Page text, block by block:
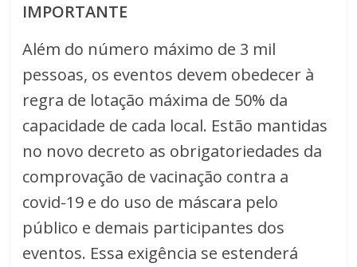
IMPORTANTE
Além do número máximo de 3 mil
pessoas, os eventos devem obedecer à
regra de lotação máxima de 50% da
capacidade de cada local. Estão mantidas
no novo decreto as obrigatoriedades da
comprovação de vacinação contra a
covid-19 e do uso de máscara pelo
público e demais participantes dos
eventos. Essa exigência se estenderá